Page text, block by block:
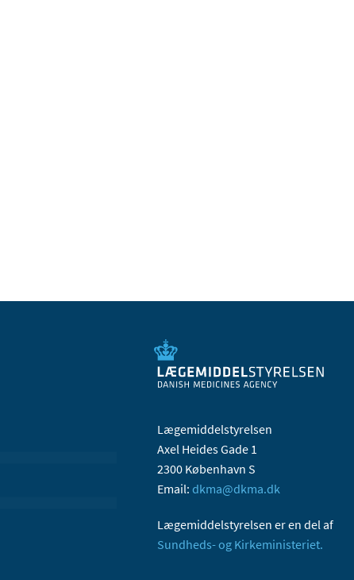
Lægemiddelstyrelsen
Axel Heides Gade 1
2300 København S
Email: dkma@dkma.dk
Lægemiddelstyrelsen er en del af
Sundheds- og Kirkeministeriet.